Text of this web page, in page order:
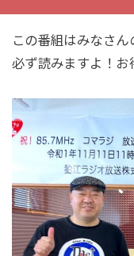
この番組はみなさん
必ず読みますよ！お